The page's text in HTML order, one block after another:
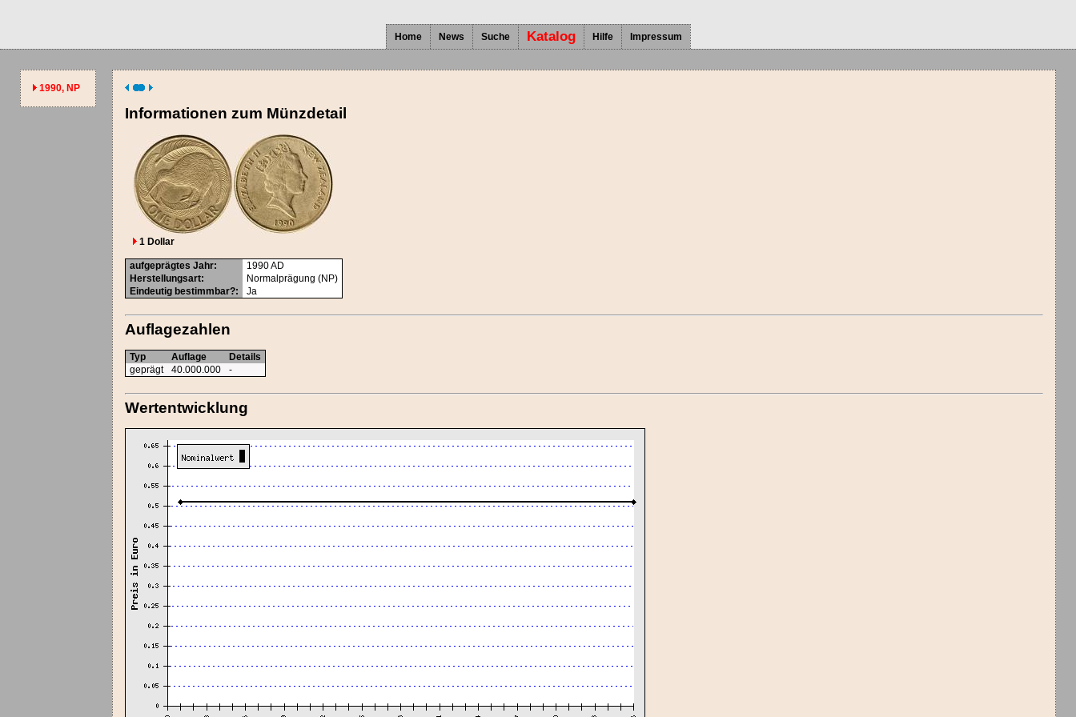
Home News Suche Katalog Hilfe Impressum
1990, NP
Informationen zum Münzdetail
1 Dollar
aufgeprägtes Jahr: 1990AD
Herstellungsart:
Normalprägung (NP)
Eindeutig bestimmbar?: Ja
Auflagezahlen
Typ Auflage
Details
geprägt
40.000.000 -
Wertentwicklung